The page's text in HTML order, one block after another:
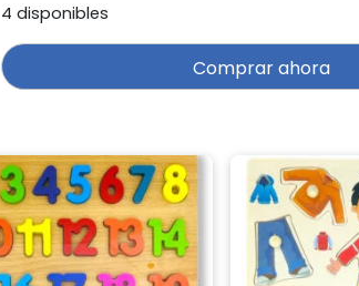
4 disponibles
Comprar ahora